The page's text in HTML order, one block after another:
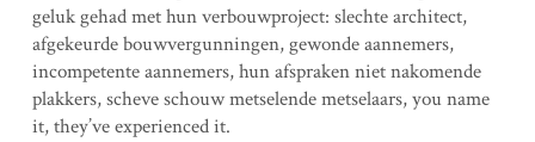
geluk gehad met hun verbouwproject: slechte architect,
afgekeurde bouwvergunningen, gewonde aannemers,
incompetente aannemers, hun afspraken niet nakomende
plakkers, scheve schouw metselende metselaars, you name
it, they’ve experienced it.